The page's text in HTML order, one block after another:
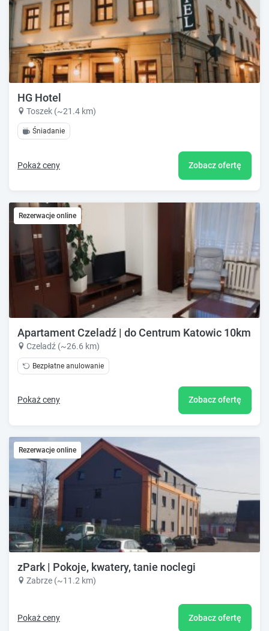
HG Hotel
Toszek (~21.4 km)
Śniadanie
Pokaż ceny Zobacz ofertę
Rezerwacje online
Apartament Czeladź | do Centrum Katowic 10km
Czeladź (~26.6 km)
Bezpłatne anulowanie
Pokaż ceny Zobacz ofertę
Rezerwacje online
zPark | Pokoje, kwatery, tanie noclegi
Zabrze (~11.2 km)
Pokaż ceny Zobacz ofertę